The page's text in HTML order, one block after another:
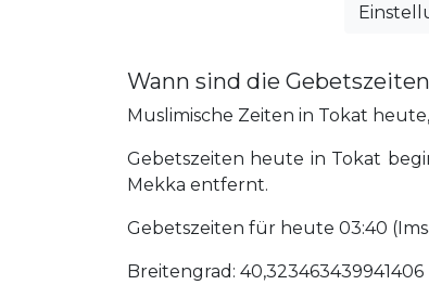
Wann sind die
Muslimische Zeiten in Tokat
Gebetszeiten heute in Tokat
Mekka entfernt.
Gebetszeiten für heute 03:40
Breitengrad: 40,323463439941406